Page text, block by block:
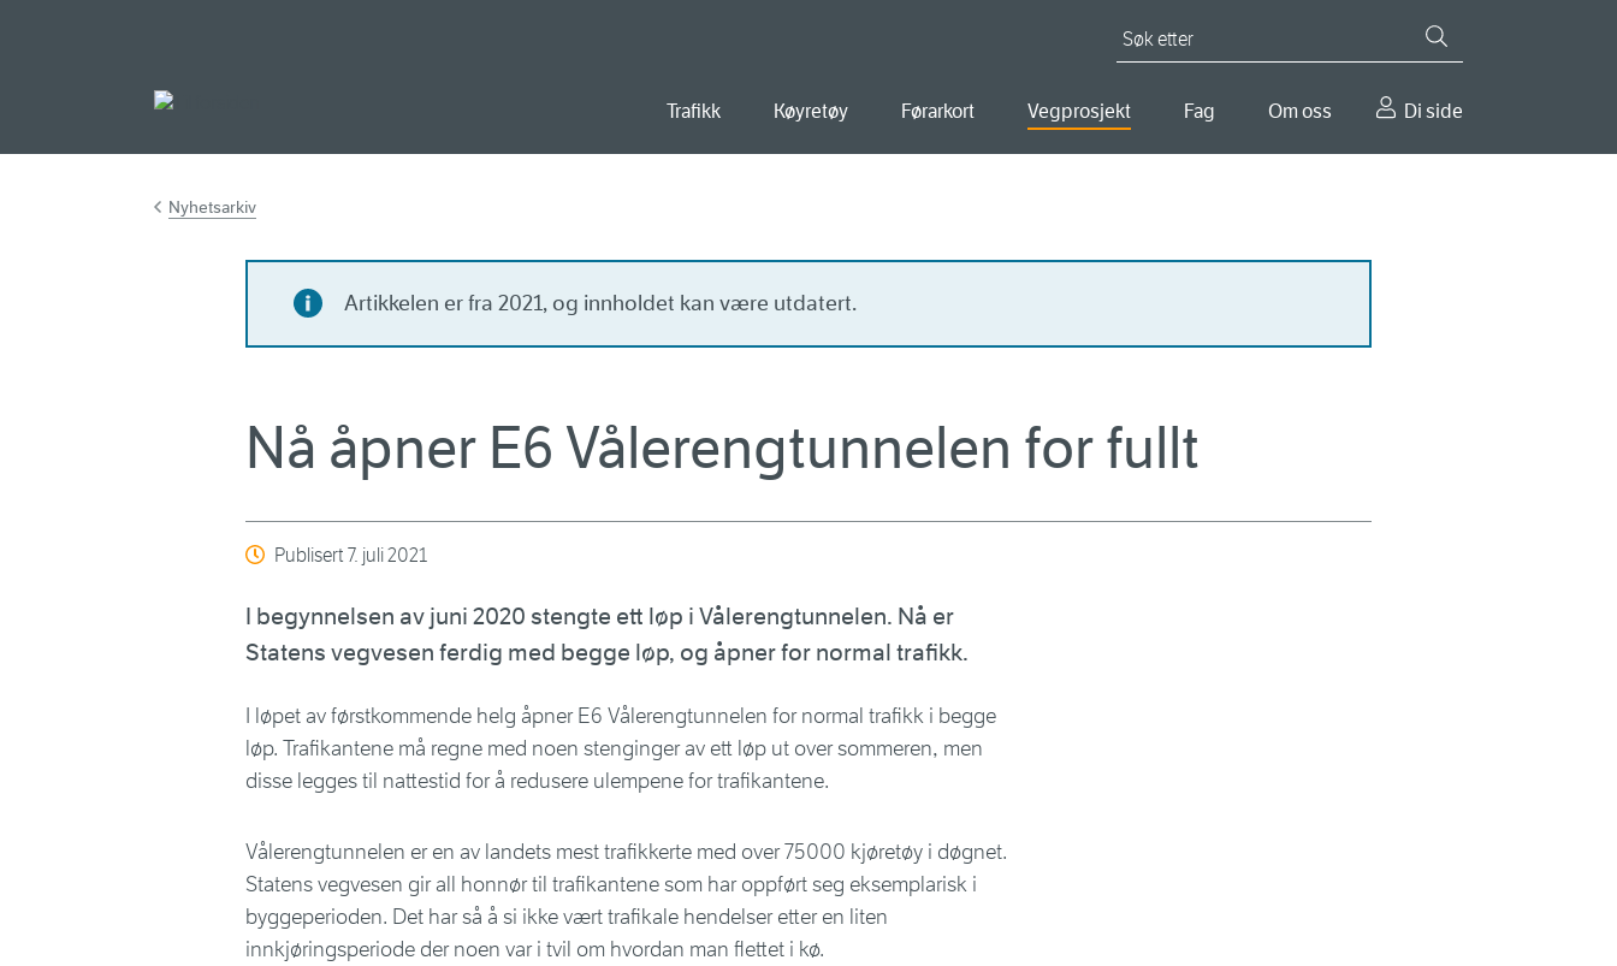
Trafikk Køyretøy Førarkort Vegprosjekt Fag Om oss Di side
Nyhetsarkiv
Artikkelen er fra 2021, og innholdet kan være utdatert.
Nå åpner E6 Vålerengtunnelen for fullt
Publisert7. juli 2021
I begynnelsen av juni 2020 stengte ett løp i Vålerengtunnelen. Nå er
Statens vegvesen ferdig med begge løp, og åpner for normal trafikk.
I løpet av førstkommende helg åpner E6 Vålerengtunnelen for normal trafikk i begge
løp. Trafikantene må regne med noen stenginger av ett løp ut over sommeren, men
disse legges til nattestid for å redusere ulempene for trafikantene.
Vålerengtunnelen er en av landets mest trafikkerte med over 75000 kjøretøy i døgnet.
Statens vegvesen gir all honnør til trafikantene som har oppført seg eksemplarisk i
byggeperioden. Det har så å si ikke vært trafikale hendelser etter en liten
innkjøringsperiode der noen var i tvil om hvordan man flettet i kø.